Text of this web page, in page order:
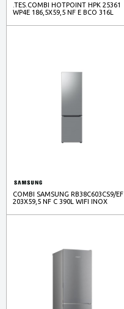
.TES.COMBI HOTPOINT HPK 25361
WP4E 186,5X59,5 NF E BCO 316L
COMBI SAMSUNG RB38C603CS9/EF
203X59,5 NF C 390L WIFI INOX